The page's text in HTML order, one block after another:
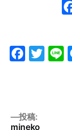
投稿:
mineko